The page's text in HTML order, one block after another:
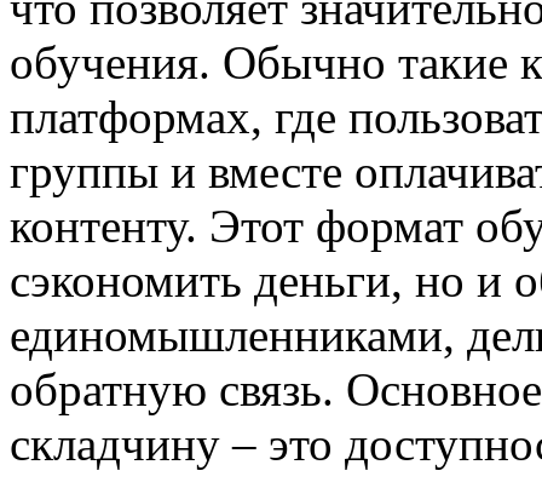
обучения. Обычно такие
платформах, где
группы и вместе
контенту. Этот формат
сэкономить деньги, но и
единомышленниками,
обратную связь.
складчину – это